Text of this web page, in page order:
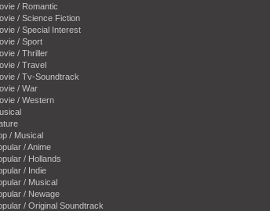
/ Romantic
/ Science Fiction
/ Special Interest
/ Sport
/ Thriller
/ Travel
/ Tv-Soundtrack
/ War
/ Western
/ Musical
/ Anime
/ Hollands
/ Indie
/ Musical
/ Newage
/ Original Soundtrack